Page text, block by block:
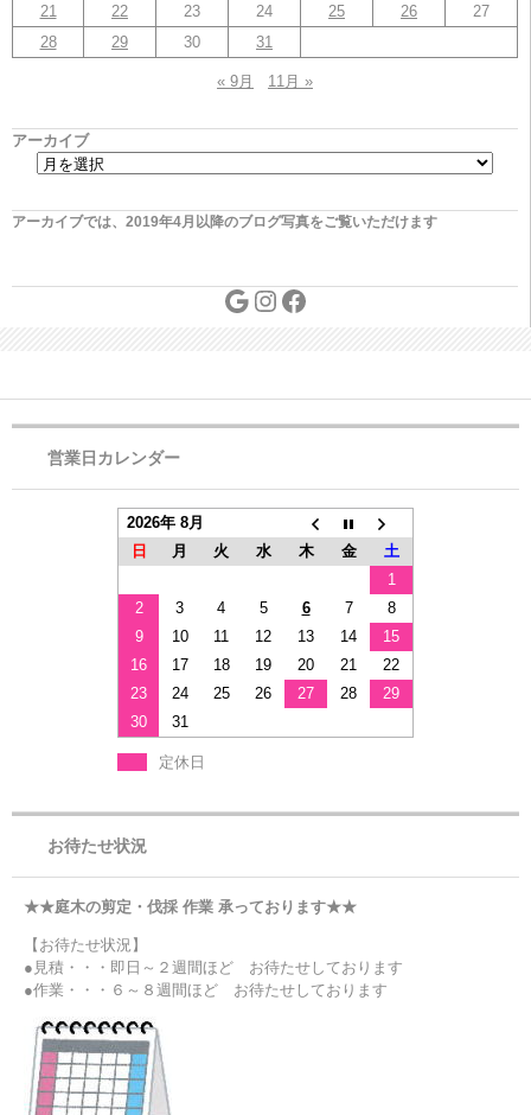
21
22 23 24 25 26
27
28
29 30 31
« 9月 11月 »
アーカイブ
アーカイブでは、2019年4月以降のブログ写真をご覧いただけます
営業日カレンダー
2026年 8月
日
月 火 水 木 金
土
1
2
3 4 5 6 7
8
9
10 11 12 13 14
15
16
17 18 19 20 21
22
23
24 25 26 27 28
29
30
31
定休日
お待たせ状況
★★庭木の剪定・伐採 作業 承っております★★
【お待たせ状況】
●見積・・・即日～２週間ほど お待たせしております
●作業・・・６～８週間ほど お待たせしております